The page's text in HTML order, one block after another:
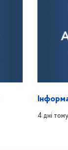
4 дні тому